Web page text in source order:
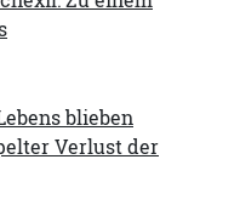
blieben
Verlust der